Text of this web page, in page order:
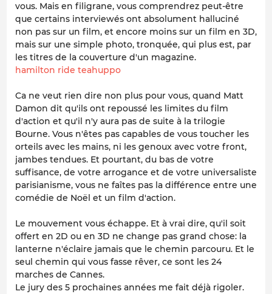
vous. Mais en filigrane, vous comprendrez peut-être
que certains interviewés ont absolument halluciné
non pas sur un film, et encore moins sur un film en 3D,
mais sur une simple photo, tronquée, qui plus est, par
les titres de la couverture d'un magazine.
hamilton ride teahuppo
Ca ne veut rien dire non plus pour vous, quand Matt
Damon dit qu'ils ont repoussé les limites du film
d'action et qu'il n'y aura pas de suite à la trilogie
Bourne. Vous n'êtes pas capables de vous toucher les
orteils avec les mains, ni les genoux avec votre front,
jambes tendues. Et pourtant, du bas de votre
suffisance, de votre arrogance et de votre universaliste
parisianisme, vous ne faîtes pas la différence entre une
comédie de Noël et un film d'action.
Le mouvement vous échappe. Et à vrai dire, qu'il soit
offert en 2D ou en 3D ne change pas grand chose: la
lanterne n'éclaire jamais que le chemin parcouru. Et le
seul chemin qui vous fasse rêver, ce sont les 24
marches de Cannes.
Le jury des 5 prochaines années me fait déjà rigoler.